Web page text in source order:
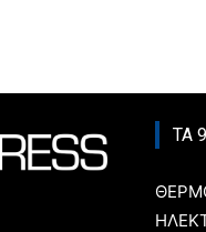
ΤΑ